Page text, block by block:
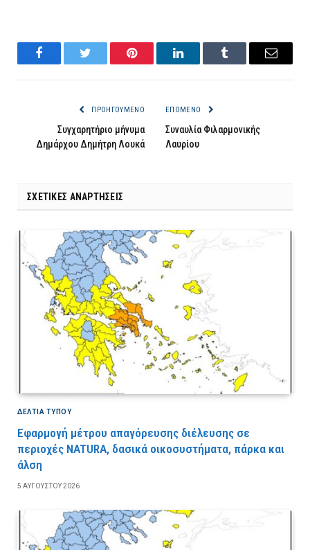
FacebookTwitter Pinterest LinkedInTumblr Email
ΠΡΟΗΓΟΎΜΕΝΟ
Συγχαρητήριο μήνυμα
Δημάρχου Δημήτρη Λουκά
ΕΠΌΜΕΝΟ
Συναυλία Φιλαρμονικής
Λαυρίου
ΣΧΕΤΙΚΈΣ ΑΝΑΡΤΉΣΕΙΣ
ΔΕΛΤΙΑ ΤΥΠΟΥ
Εφαρμογή μέτρου απαγόρευσης διέλευσης σε
περιοχές NATURA, δασικά οικοσυστήματα, πάρκα και
άλση
5 ΑΥΓΟΎΣΤΟΥ 2026